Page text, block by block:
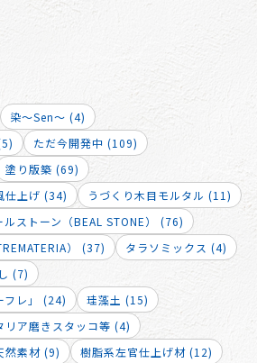
染～Sen～ (4)
ただ今開発中 (109)
塗り版築 (69)
仕上げ (34)
うづくり木目モルタル (11)
ルストーン（BEAL STONE） (76)
） (37)
タラソミックス (4)
(7)
フレ」 (24)
珪藻土 (15)
リア磨きスタッコ等 (4)
然素材 (9)
樹脂系左官仕上げ材 (12)